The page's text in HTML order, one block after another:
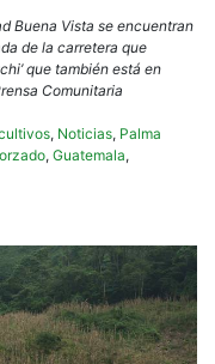
Buena Vista se encuentran
de la carretera que
que también está en
Comunitaria
, Noticias, Palma
, Guatemala,